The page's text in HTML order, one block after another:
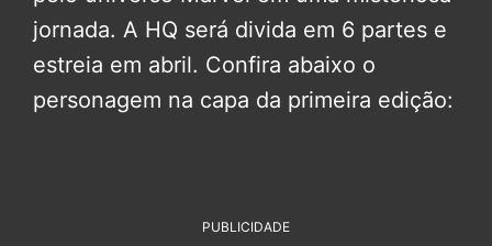
jornada. A HQ será divida em 6 partes e
estreia em abril. Confira abaixo o
personagem na capa da primeira edição:
PUBLICIDADE